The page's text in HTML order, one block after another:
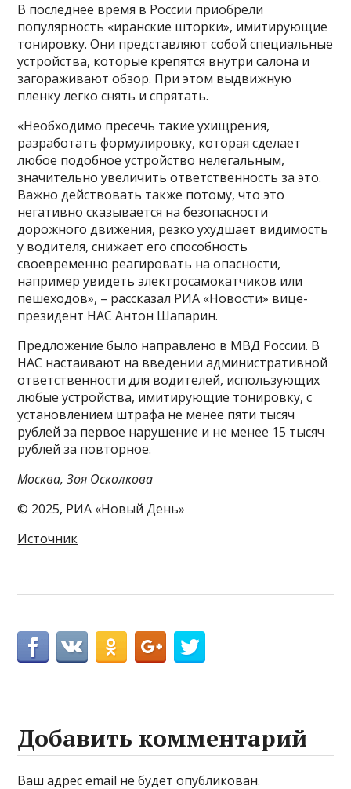
В последнее время в России приобрели
популярность «иранские шторки», имитирующие
тонировку. Они представляют собой специальные
устройства, которые крепятся внутри салона и
загораживают обзор. При этом выдвижную
пленку легко снять и спрятать.
«Необходимо пресечь такие ухищрения,
разработать формулировку, которая сделает
любое подобное устройство нелегальным,
значительно увеличить ответственность за это.
Важно действовать также потому, что это
негативно сказывается на безопасности
дорожного движения, резко ухудшает видимость
у водителя, снижает его способность
своевременно реагировать на опасности,
например увидеть электросамокатчиков или
пешеходов», – рассказал РИА «Новости» вице-
президент НАС Антон Шапарин.
Предложение было направлено в МВД России. В
НАС настаивают на введении административной
ответственности для водителей, использующих
любые устройства, имитирующие тонировку, с
установлением штрафа не менее пяти тысяч
рублей за первое нарушение и не менее 15 тысяч
рублей за повторное.
Москва, Зоя Осколкова
© 2025, РИА «Новый День»
Источник
Добавить комментарий
Ваш адрес email не будет опубликован.